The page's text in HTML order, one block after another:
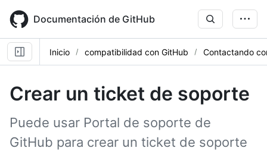
main
content
Documentación de GitHub
Inicio compatibilidad con GitHub Contactando
Crear un ticket de soporte
Puede usar Portal de soporte de
GitHub para crear un ticket de soporte